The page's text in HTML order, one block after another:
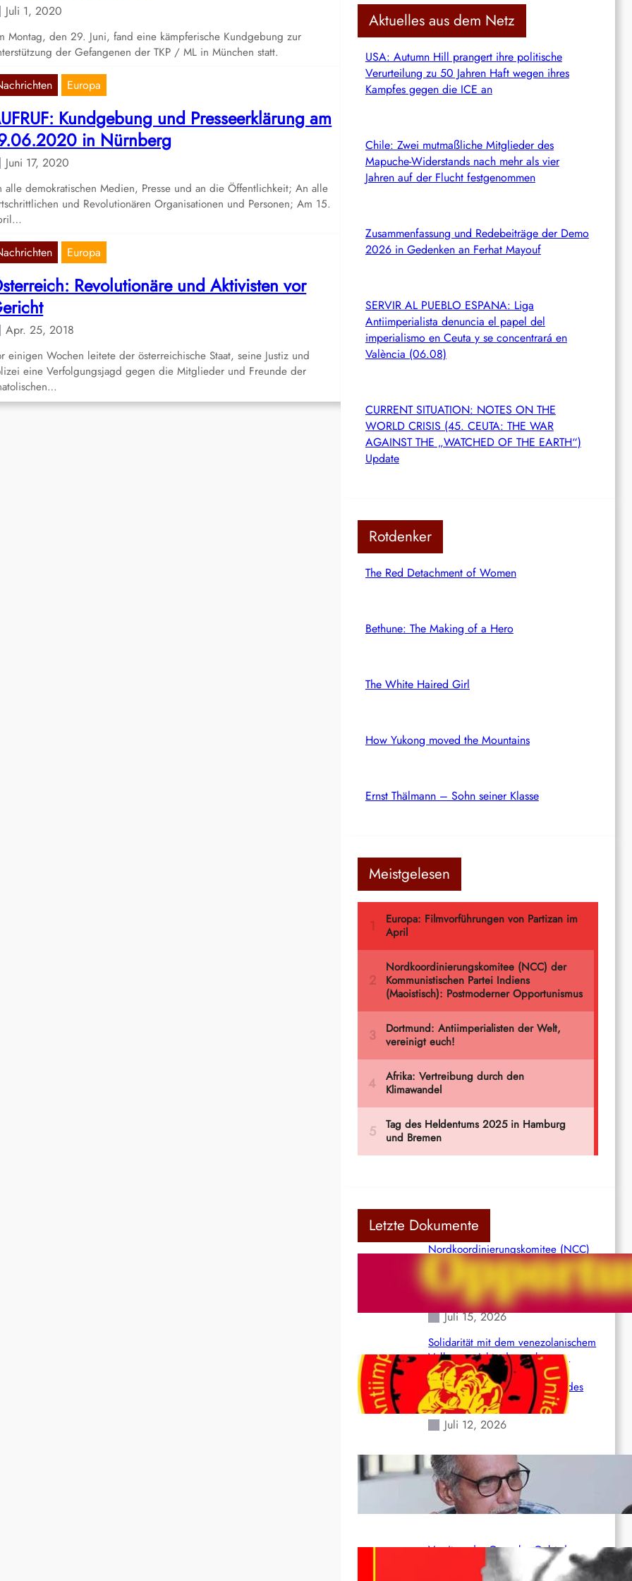
Juli 1, 2020
Montag, den 29. Juni, fand eine kämpferische Kundgebung zur
der Gefangenen der TKP / ML in München statt.
Europa
Kundgebung und Presseerklärung am
in Nürnberg
Juni 17, 2020
alle demokratischen Medien, Presse und an die Öffentlichkeit; An alle
und Revolutionären Organisationen und Personen; Am 15.
Europa
Revolutionäre und Aktivisten vor
Apr. 25, 2018
einigen Wochen leitete der österreichische Staat, seine Justiz und
eine Verfolgungsjagd gegen die Mitglieder und Freunde der
c
Aktuelles aus dem Netz
USA: Autumn Hill prangert ihre politische
Verurteilung zu 50 Jahren Haft wegen ihres
Kampfes gegen die ICE an
Chile: Zwei mutmaßliche Mitglieder des
Mapuche-Widerstands nach mehr als vier
Jahren auf der Flucht festgenommen
Zusammenfassung und Redebeiträge der Demo
2026 in Gedenken an Ferhat Mayouf
SERVIR AL PUEBLO ESPANA: Liga
Antiimperialista denuncia el papel del
imperialismo en Ceuta y se concentrará en
València (06.08)
CURRENT SITUATION: NOTES ON THE
WORLD CRISIS (45. CEUTA: THE WAR
AGAINST THE „WATCHED OF THE EARTH“)
Update
Rotdenker
The Red Detachment of Women
Bethune: The Making of a Hero
The White Haired Girl
How Yukong moved the Mountains
Ernst Thälmann – Sohn seiner Klasse
Meistgelesen
Letzte Dokumente
Nordkoordinierungskomitee (NCC)
der Kommunistischen Partei Indiens
(Maoistisch): Postmoderner
Opportunismus
Juli 15, 2026
Solidarität mit dem venezolanischem
Volk angesichts der verlorenen
Leben und der katastrophalen
Situation durch die Erdbeben des
24. Juni!
Juli 12, 2026
Indien: „Die Politik der Kapitulation“
von K. Murali (Ajith)
Juli 1, 2026
Vorsitzender Gonzalo: Gebt das
Leben für die Partei und die